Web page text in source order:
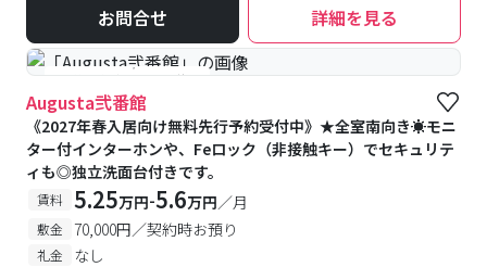
お問合せ 詳細を見る
#予約受付中 #空室待ち
Augusta弐番館
《2027年春入居向け無料先行予約受付中》★全室南向き☀モニ
ター付インターホンや、Feロック（非接触キー）でセキュリテ
ィも◎独立洗面台付きです。
賃料 5.25万円-5.6万円／月
敷金 70,000円／契約時お預り
礼金
なし